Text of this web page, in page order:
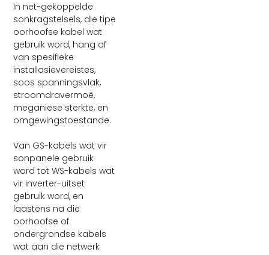
In net-gekoppelde
sonkragstelsels, die tipe
oorhoofse kabel wat
gebruik word, hang af
van spesifieke
installasievereistes,
soos spanningsvlak,
stroomdravermoë,
meganiese sterkte, en
omgewingstoestande.
Van GS-kabels wat vir
sonpanele gebruik
word tot WS-kabels wat
vir inverter-uitset
gebruik word, en
laastens na die
oorhoofse of
ondergrondse kabels
wat aan die netwerk